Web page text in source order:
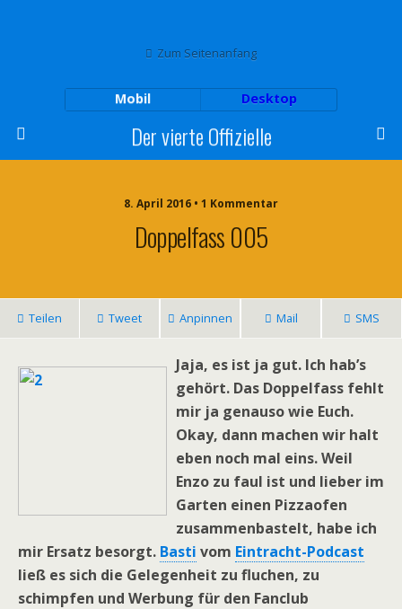
Zum Seitenanfang
Mobil Desktop
Der vierte Offizielle
8. April 2016 • 1 Kommentar
Doppelfass 005
Teilen Tweet Anpinnen Mail SMS
Jaja, es ist ja gut. Ich hab’s
gehört. Das Doppelfass fehlt
mir ja genauso wie Euch.
Okay, dann machen wir halt
eben noch mal eins. Weil
Enzo zu faul ist und lieber im
Garten einen Pizzaofen
zusammenbastelt, habe ich
mir Ersatz besorgt. Basti vom Eintracht-Podcast
ließ es sich die Gelegenheit zu fluchen, zu
schimpfen und Werbung für den Fanclub